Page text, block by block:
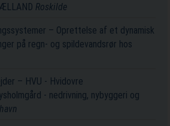
Roskilde
– Oprettelse af et dynamisk
på regn- og spildevandsrør hos
– HVU - Hvidovre
- nedrivning, nybyggeri og